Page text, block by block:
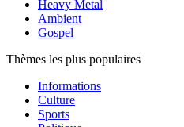
Heavy Metal
Ambient
Gospel
Thèmes les plus populaires
Informations
Culture
Sports